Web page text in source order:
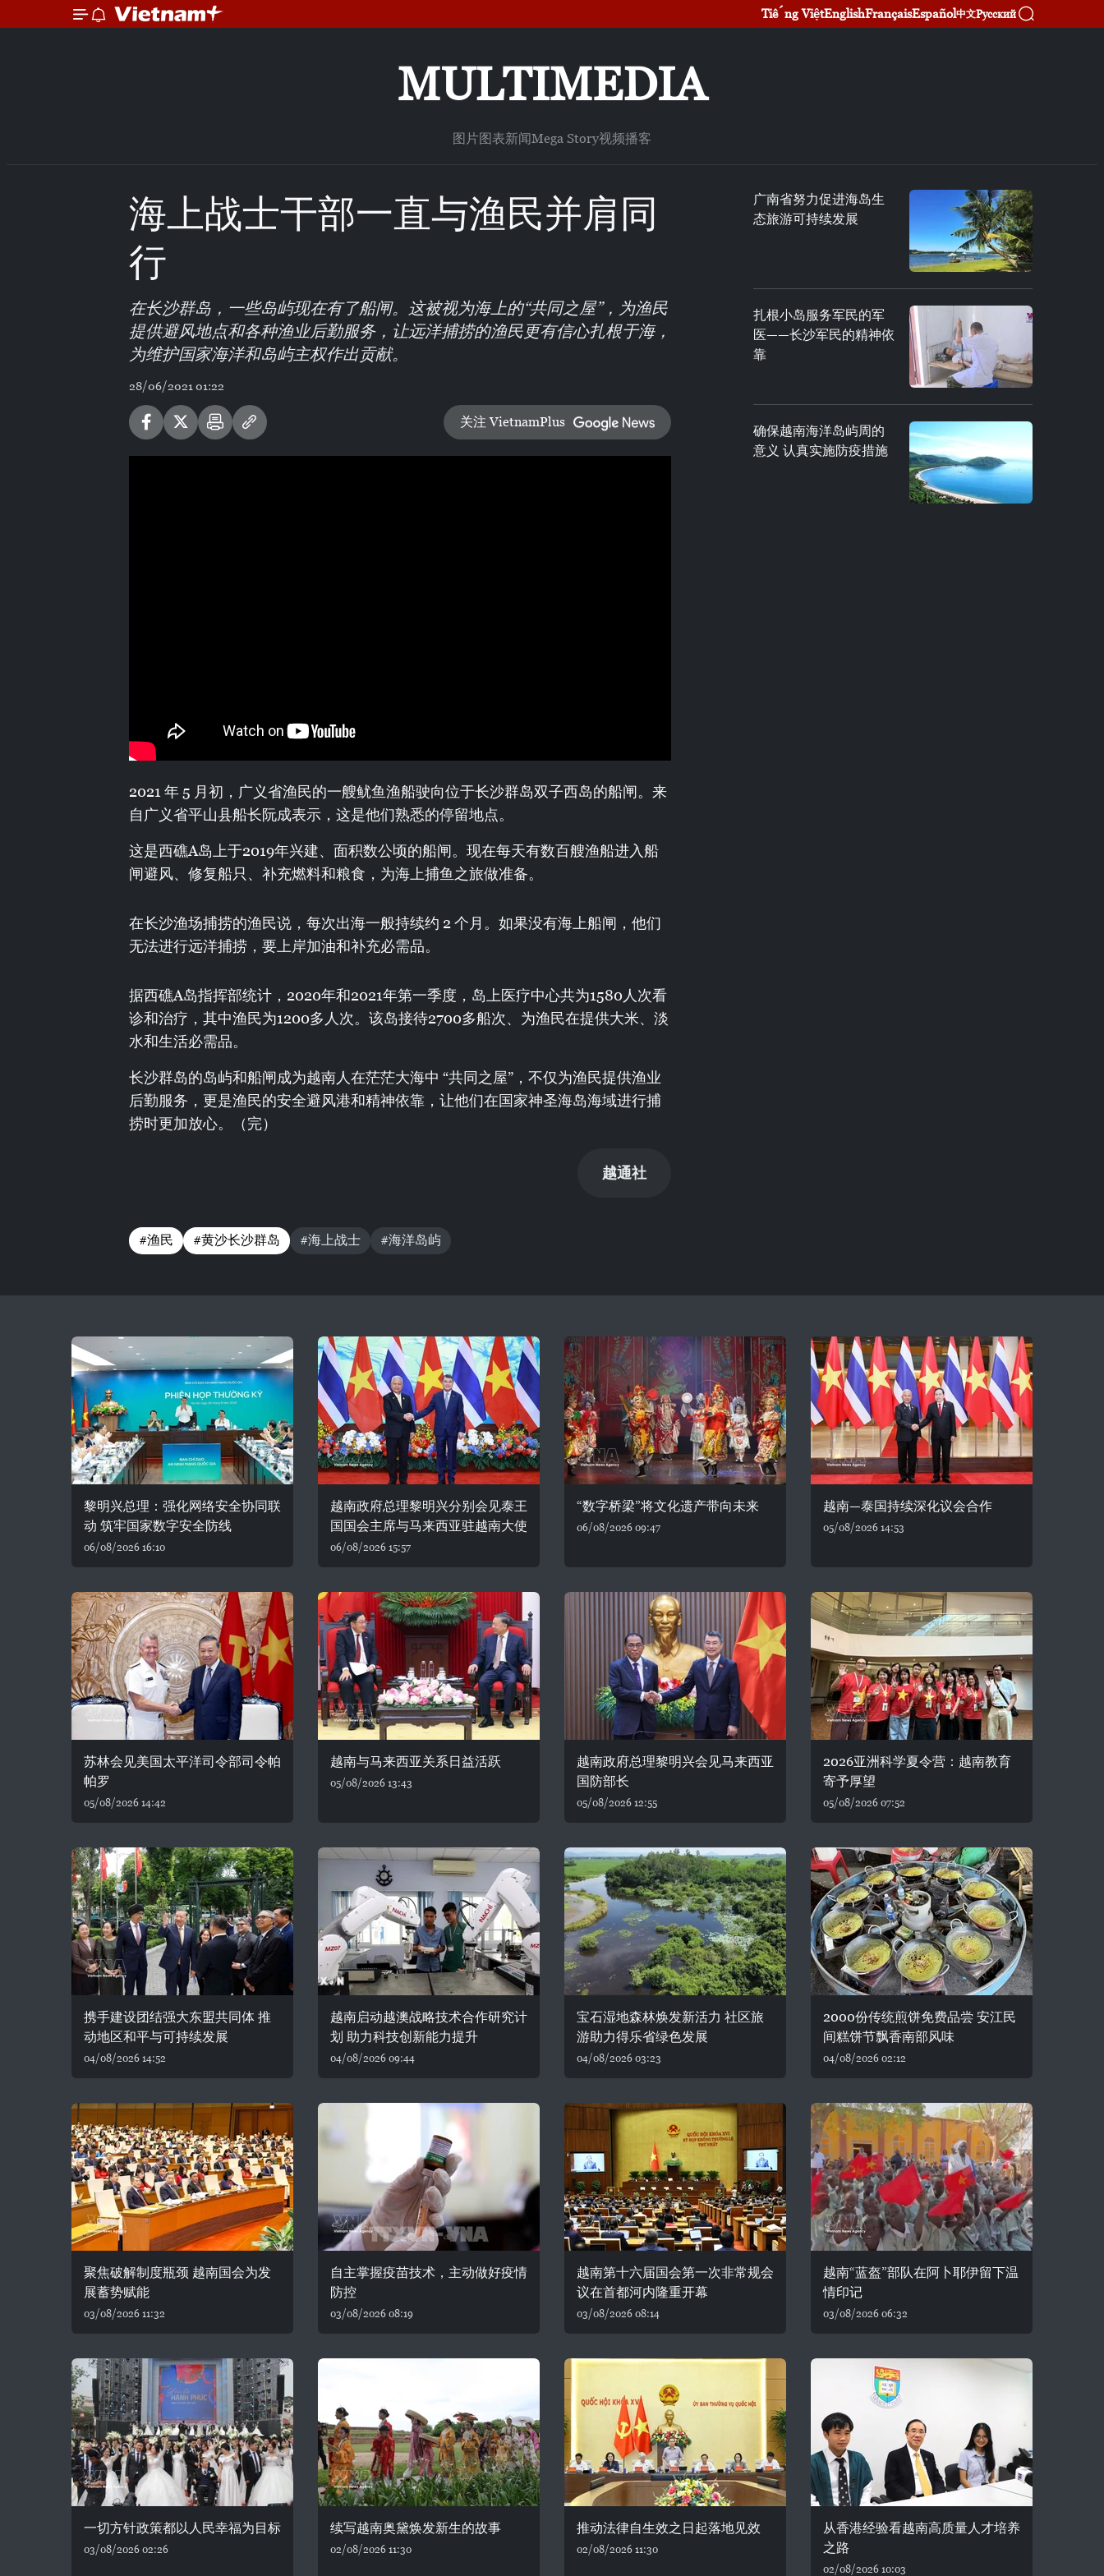
Tiếng ViệtEnglishFrançaisEspañol中文Русский
MULTIMEDIA
图片图表新闻Mega Story视频播客
海上战士干部一直与渔民并肩同
行
在长沙群岛，一些岛屿现在有了船闸。这被视为海上的“共同之屋”，为渔民
提供避风地点和各种渔业后勤服务，让远洋捕捞的渔民更有信心扎根于海，
为维护国家海洋和岛屿主权作出贡献。
28/06/2021 01:22
关注 VietnamPlus
2021 年 5 月初，广义省渔民的一艘鱿鱼渔船驶向位于长沙群岛双子西岛的船闸。来
自广义省平山县船长阮成表示，这是他们熟悉的停留地点。
这是西礁A岛上于2019年兴建、面积数公顷的船闸。现在每天有数百艘渔船进入船
闸避风、修复船只、补充燃料和粮食，为海上捕鱼之旅做准备。
在长沙渔场捕捞的渔民说，每次出海一般持续约 2 个月。如果没有海上船闸，他们
无法进行远洋捕捞，要上岸加油和补充必需品。
据西礁A岛指挥部统计，2020年和2021年第一季度，岛上医疗中心共为1580人次看
诊和治疗，其中渔民为1200多人次。该岛接待2700多船次、为渔民在提供大米、淡
水和生活必需品。
长沙群岛的岛屿和船闸成为越南人在茫茫大海中 “共同之屋”，不仅为渔民提供渔业
后勤服务，更是渔民的安全避风港和精神依靠，让他们在国家神圣海岛海域进行捕
捞时更加放心。（完）
越通社
#渔民 #黄沙长沙群岛 #海上战士 #海洋岛屿
广南省努力促进海岛生
态旅游可持续发展
扎根小岛服务军民的军
医——长沙军民的精神依
靠
确保越南海洋岛屿周的
意义 认真实施防疫措施
黎明兴总理：强化网络安全协同联
动 筑牢国家数字安全防线
06/08/2026 16:10
越南政府总理黎明兴分别会见泰王
国国会主席与马来西亚驻越南大使
06/08/2026 15:57
“数字桥梁”将文化遗产带向未来
06/08/2026 09:47
越南—泰国持续深化议会合作
05/08/2026 14:53
苏林会见美国太平洋司令部司令帕
帕罗
05/08/2026 14:42
越南与马来西亚关系日益活跃
05/08/2026 13:43
越南政府总理黎明兴会见马来西亚
国防部长
05/08/2026 12:55
2026亚洲科学夏令营：越南教育
寄予厚望
05/08/2026 07:52
携手建设团结强大东盟共同体 推
动地区和平与可持续发展
04/08/2026 14:52
越南启动越澳战略技术合作研究计
划 助力科技创新能力提升
04/08/2026 09:44
宝石湿地森林焕发新活力 社区旅
游助力得乐省绿色发展
04/08/2026 03:23
2000份传统煎饼免费品尝 安江民
间糕饼节飘香南部风味
04/08/2026 02:12
聚焦破解制度瓶颈 越南国会为发
展蓄势赋能
03/08/2026 11:32
自主掌握疫苗技术，主动做好疫情
防控
03/08/2026 08:19
越南第十六届国会第一次非常规会
议在首都河内隆重开幕
03/08/2026 08:14
越南“蓝盔”部队在阿卜耶伊留下温
情印记
03/08/2026 06:32
一切方针政策都以人民幸福为目标
03/08/2026 02:26
续写越南奥黛焕发新生的故事
02/08/2026 11:30
推动法律自生效之日起落地见效
02/08/2026 11:30
从香港经验看越南高质量人才培养
之路
02/08/2026 10:03